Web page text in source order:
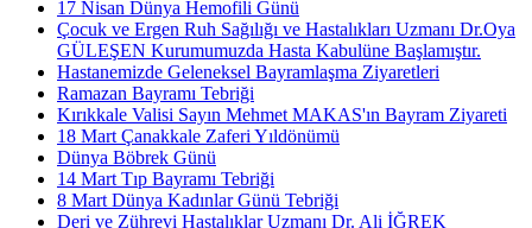
17 Nisan Dünya Hemofili Günü
Çocuk ve Ergen Ruh Sağılığı ve Hastalıkları Uzmanı Dr.Oya
GÜLEŞEN Kurumumuzda Hasta Kabulüne Başlamıştır.
Hastanemizde Geleneksel Bayramlaşma Ziyaretleri
Ramazan Bayramı Tebriği
Kırıkkale Valisi Sayın Mehmet MAKAS'ın Bayram Ziyareti
18 Mart Çanakkale Zaferi Yıldönümü
Dünya Böbrek Günü
14 Mart Tıp Bayramı Tebriği
8 Mart Dünya Kadınlar Günü Tebriği
Deri ve Zührevi Hastalıklar Uzmanı Dr. Ali İĞREK